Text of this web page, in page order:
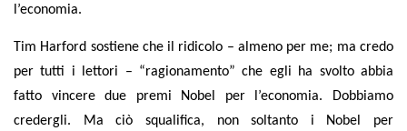
l’economia.
Tim Harford sostiene che il ridicolo – almeno per me; ma credo
per tutti i lettori – “ragionamento” che egli ha svolto abbia
fatto vincere due premi Nobel per l’economia. Dobbiamo
credergli. Ma ciò squalifica, non soltanto i Nobel per